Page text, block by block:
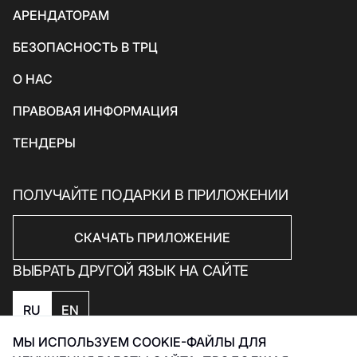
МЫ ИСПОЛЬЗУЕМ COOKIE-ФАЙЛЫ ДЛЯ
Товары для спорта и отдыха
Электроника, книги и бытовая техника
Товары для дома
Подарки и сувениры
АРЕНДАТОРАМ
БЕЗОПАСНОСТЬ В ТРЦ
О НАС
ПРАВОВАЯ ИНФОРМАЦИЯ
ТЕНДЕРЫ
ПОЛУЧАЙТЕ ПОДАРКИ В ПРИЛОЖЕНИИ
СКАЧАТЬ ПРИЛОЖЕНИЕ
ВЫБРАТЬ ДРУГОЙ ЯЗЫК НА САЙТЕ
RU EN